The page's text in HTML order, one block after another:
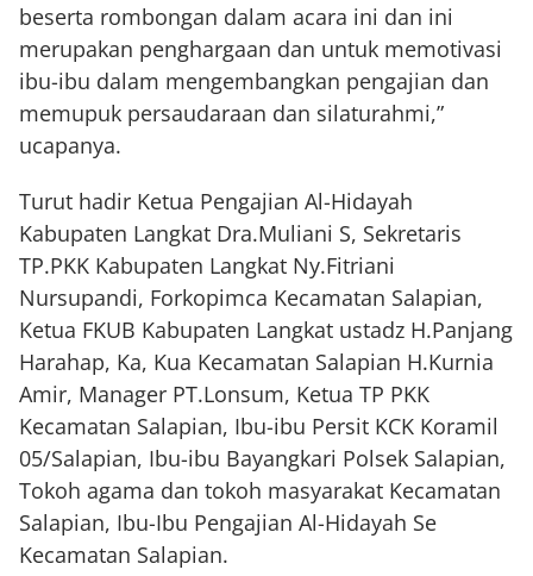
beserta rombongan dalam acara ini dan ini
merupakan penghargaan dan untuk memotivasi
ibu-ibu dalam mengembangkan pengajian dan
memupuk persaudaraan dan silaturahmi,”
ucapanya.
Turut hadir Ketua Pengajian Al-Hidayah
Kabupaten Langkat Dra.Muliani S, Sekretaris
TP.PKK Kabupaten Langkat Ny.Fitriani
Nursupandi, Forkopimca Kecamatan Salapian,
Ketua FKUB Kabupaten Langkat ustadz H.Panjang
Harahap, Ka, Kua Kecamatan Salapian H.Kurnia
Amir, Manager PT.Lonsum, Ketua TP PKK
Kecamatan Salapian, Ibu-ibu Persit KCK Koramil
05/Salapian, Ibu-ibu Bayangkari Polsek Salapian,
Tokoh agama dan tokoh masyarakat Kecamatan
Salapian, Ibu-Ibu Pengajian Al-Hidayah Se
Kecamatan Salapian.